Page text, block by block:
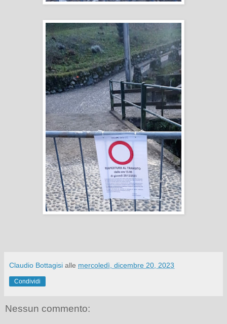
Claudio Bottagisi alle mercoledì, dicembre 20, 2023
Condividi
Nessun commento: